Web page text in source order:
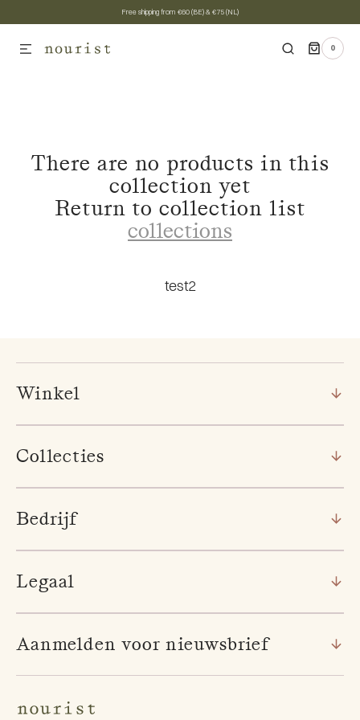
Free shipping from €60 (BE) & €75 (NL)
TO CONTENT
0
0
ITEMS
There are no products in this
collection yet
Return to collection list
collections
test2
Winkel
Collecties
Bedrijf
Legaal
Aanmelden voor nieuwsbrief